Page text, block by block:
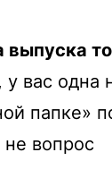
выпуска
вас одна
папке»
вопрос